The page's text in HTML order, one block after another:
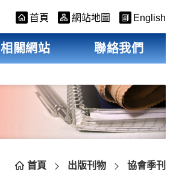
首頁 網站地圖 English
相關網站 聯絡我們
首頁 出版刊物 協會季刊